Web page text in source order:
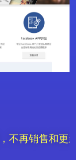
不再销售和更